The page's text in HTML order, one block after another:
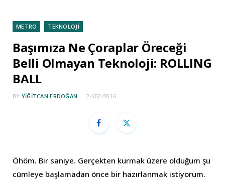
METRO TEKNOLOJİ
Başımıza Ne Çoraplar Öreceği
Belli Olmayan Teknoloji: ROLLING
BALL
BY YIĞITCAN ERDOĞAN 24/02/2016
Öhöm. Bir saniye. Gerçekten kurmak üzere olduğum şu
cümleye başlamadan önce bir hazırlanmak istiyorum.